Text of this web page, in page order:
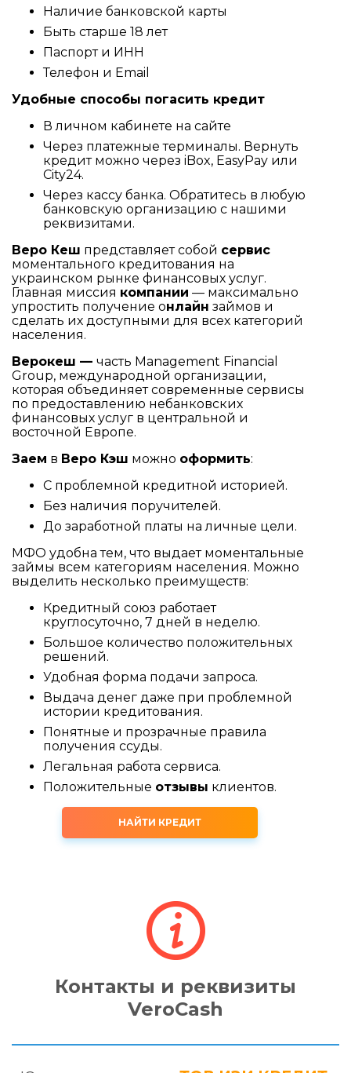
Наличие банковской карты
Быть старше 18 лет
Паспорт и ИНН
Телефон и Email
Удобные способы погасить кредит
В личном кабинете на сайте
Через платежные терминалы. Вернуть
кредит можно через iBox, EasyPay или
City24.
Через кассу банка. Обратитесь в любую
банковскую организацию с нашими
реквизитами.
Веро Кеш представляет собой сервис
моментального кредитования на
украинском рынке финансовых услуг.
Главная миссия компании — максимально
упростить получение онлайн займов и
сделать их доступными для всех категорий
населения.
Верокеш — часть Management Financial
Group, международной организации,
которая объединяет современные сервисы
по предоставлению небанковских
финансовых услуг в центральной и
восточной Европе.
Заем в Веро Кэш можно оформить:
С проблемной кредитной историей.
Без наличия поручителей.
До заработной платы на личные цели.
МФО удобна тем, что выдает моментальные
займы всем категориям населения. Можно
выделить несколько преимуществ:
Кредитный союз работает
круглосуточно, 7 дней в неделю.
Большое количество положительных
решений.
Удобная форма подачи запроса.
Выдача денег даже при проблемной
истории кредитования.
Понятные и прозрачные правила
получения ссуды.
Легальная работа сервиса.
Положительные отзывы клиентов.
НАЙТИ КРЕДИТ
Контакты и реквизиты
VeroCash